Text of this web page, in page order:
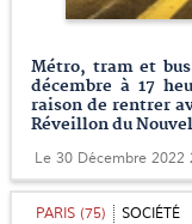
Métro, tram et
décembre à 17
raison de rentrer
Réveillon du
Le 30 Décembre 2022
PARIS (75) SOCIÉTÉ